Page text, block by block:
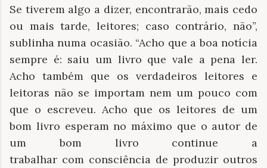
Se tiverem algo a dizer, encontrarão, mais cedo
ou mais tarde, leitores; caso contrário, não”,
sublinha numa ocasião. “Acho que a boa notícia
sempre é: saiu um livro que vale a pena ler.
Acho também que os verdadeiros leitores e
leitoras não se importam nem um pouco com
que o escreveu. Acho que os leitores de um
bom livro esperam no máximo que o autor de
um bom livro continue a
trabalhar com consciência de produzir outros